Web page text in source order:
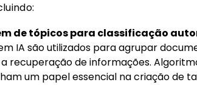
de tópicos para classificação
IA são utilizados para agrupar
recuperação de informações.
um papel essencial na criação de